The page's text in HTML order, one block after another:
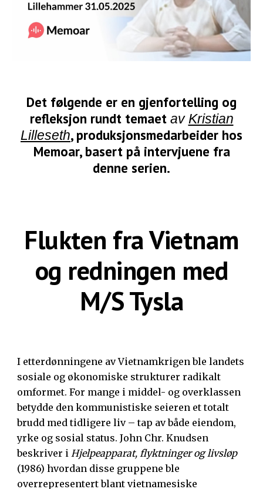
Det følgende er en gjenfortelling og
refleksjon rundt temaet av Kristian
Lilleseth, produksjonsmedarbeider hos
Memoar, basert på intervjuene fra
denne serien.
Flukten fra Vietnam
og redningen med
M/S Tysla
I etterdønningene av Vietnamkrigen ble landets
sosiale og økonomiske strukturer radikalt
omformet. For mange i middel- og overklassen
betydde den kommunistiske seieren et totalt
brudd med tidligere liv – tap av både eiendom,
yrke og sosial status. John Chr. Knudsen
beskriver iHjelpeapparat, flyktninger og livsløp
(1986) hvordan disse gruppene ble
overrepresentert blant vietnamesiske